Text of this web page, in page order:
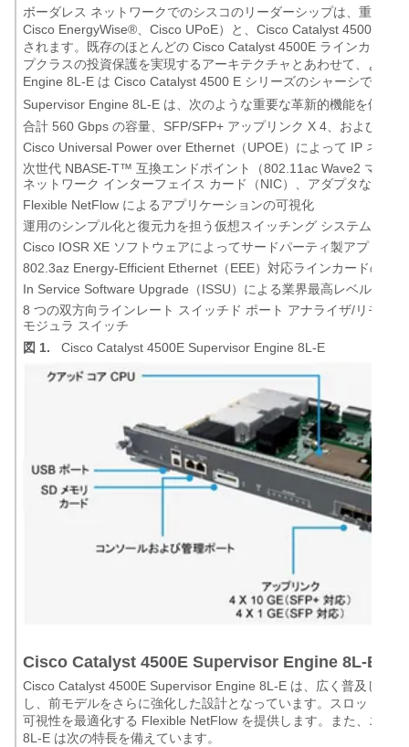
ボーダレス ネットワークでのシスコのリーダーシップは、重要な
Cisco EnergyWise® 、Cisco UPoE）と、Cisco Catalyst 4500E
されます。既存のほとんどの Cisco Catalyst 4500E ラインカード
プクラスの投資保護を実現するアーキテクチャとあわせて、より
Engine 8L-E は Cisco Catalyst 4500 E シリーズのシャーシでサポ
Supervisor Engine 8L-E は、次のような重要な革新的機能を備え
合計 560 Gbps の容量、SFP/SFP+ アップリンク X 4、およびクア
Cisco Universal Power over Ethernet（UPOE）によって IP ネッ
次世代 NBASE-T™ 互換エンドポイント（802.11ac Wave2 マル
ネットワーク インターフェイス カード（NIC）、アダプタなど）
Flexible NetFlow によるアプリケーションの可視化
運用のシンプル化と復元力を担う仮想スイッチング システム（
Cisco IOSR XE ソフトウェアによってサードパーティ製アプリケ
802.3az Energy-Efficient Ethernet（EEE）対応ラインカードのサ
In Service Software Upgrade（ISSU）による業界最高レベルの復
8 つの双方向ラインレート スイッチド ポート アナライザ/リモー
モジュラ スイッチ
図 1. Cisco Catalyst 4500E Supervisor Engine 8L-E
Cisco Catalyst 4500E Supervisor Engine 8L-E の
Cisco Catalyst 4500E Supervisor Engine 8L-E は、広く普及して
し、前モデルをさらに強化した設計となっています。スロットあ
可視性を最適化する Flexible NetFlow を提供します。また、エン
8L-E は次の特長を備えています。